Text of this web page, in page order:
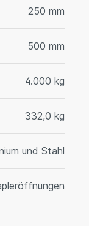
250 mm
500 mm
4.000 kg
332,0 kg
und Stahl